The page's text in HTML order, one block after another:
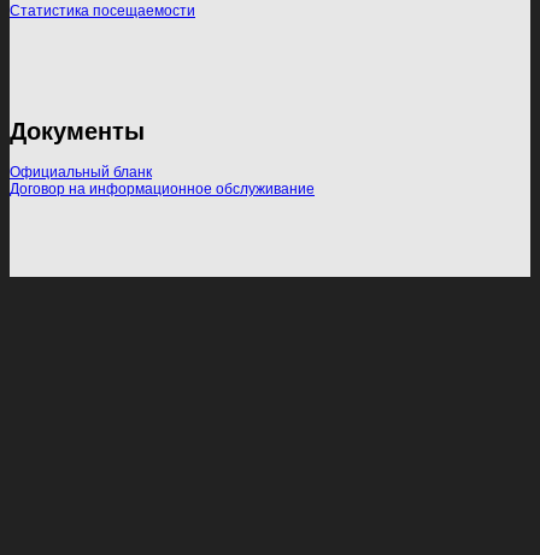
Статистика посещаемости
Документы
Официальный бланк
Договор на информационное обслуживание